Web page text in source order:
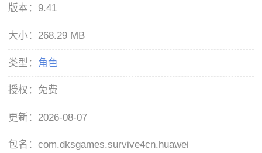
版本： 9.41
大小： 268.29 MB
类型： 角色
授权： 免费
更新： 2026-08-07
包名：com.dksgames.survive4cn.huawei